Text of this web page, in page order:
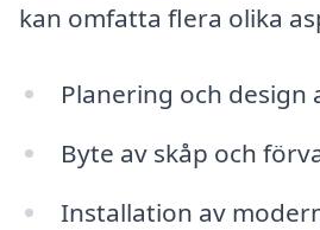
kan omfatta flera olika
Planering och design
Byte av skåp och
Installation av